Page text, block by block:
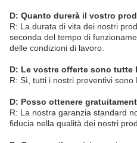
D: Quanto durerà il vostro
R: La durata di vita dei nostri
seconda del tempo di
delle condizioni di lavoro.
D: Le vostre offerte sono tutte
R: Sì, tutti i nostri preventivi
D: Posso ottenere
R: La nostra garanzia standard
fiducia nella qualità dei nostri